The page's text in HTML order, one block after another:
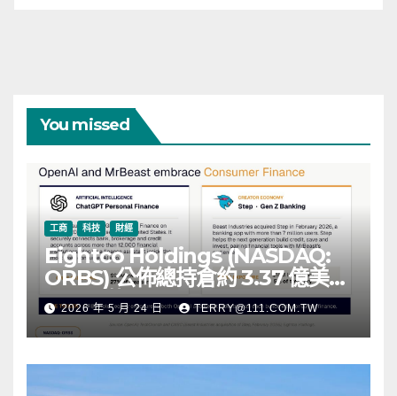
You missed
工商 科技 財經
Eightco Holdings (NASDAQ:
ORBS) 公佈總持倉約 3.37 億美
元，涵蓋 OpenAI、Beast
Industries、超過 11,000 枚以太
幣 (ETH) 及逾 2.83 億枚 WLD 代
幣
2026 年 5 月 24 日 TERRY@111.COM.TW